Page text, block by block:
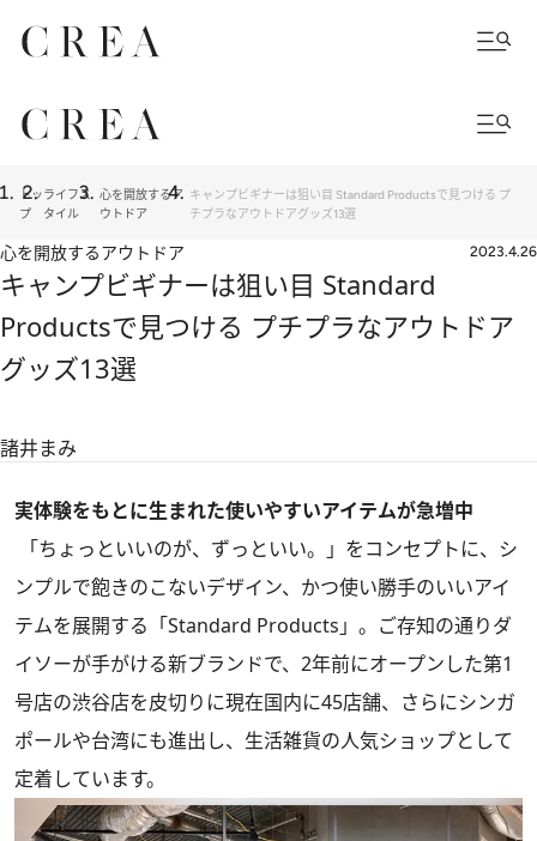
トッ
プ
ライフス
タイル
心を開放するア
ウトドア
キャンプビギナーは狙い目 Standard Productsで見つける プ
チプラなアウトドアグッズ13選
心を開放するアウトドア 2023.4.26
キャンプビギナーは狙い目 Standard
Productsで見つける プチプラなアウトドア
グッズ13選
諸井まみ
実体験をもとに生まれた使いやすいアイテムが急増中
「ちょっといいのが、ずっといい。」をコンセプトに、シ
ンプルで飽きのこないデザイン、かつ使い勝手のいいアイ
テムを展開する「Standard Products」。ご存知の通りダ
イソーが手がける新ブランドで、2年前にオープンした第1
号店の渋谷店を皮切りに現在国内に45店舗、さらにシンガ
ポールや台湾にも進出し、生活雑貨の人気ショップとして
定着しています。